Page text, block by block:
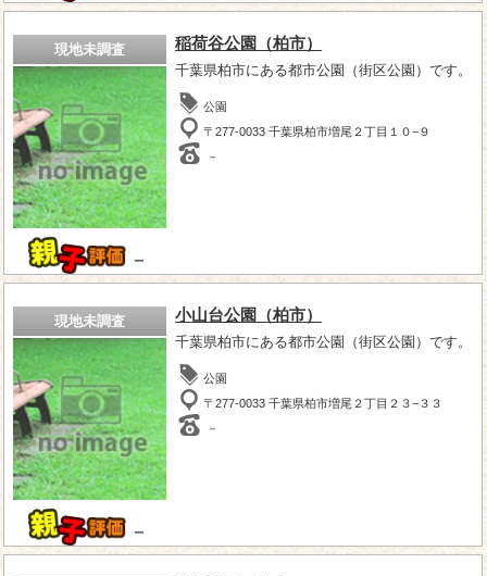
現地未調査
－
稲荷谷公園（柏市）
千葉県柏市にある都市公園（街区公園）です。
公園
〒277-0033 千葉県柏市増尾２丁目１０−９
－
現地未調査
－
小山台公園（柏市）
千葉県柏市にある都市公園（街区公園）です。
公園
〒277-0033 千葉県柏市増尾２丁目２３−３３
－